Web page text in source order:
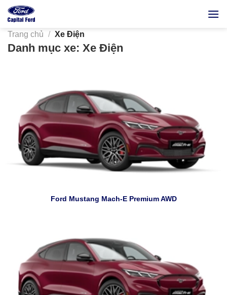
qua
nội
dung
Trang chủ / Xe Điện
Danh mục xe: Xe Điện
Ford Mustang Mach-E Premium AWD